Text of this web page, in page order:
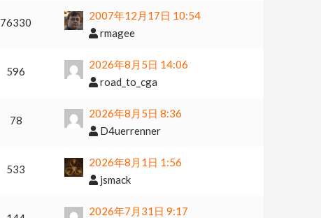
76330
2007年12月17日 10:54
rmagee
596
2026年8月5日 14:06
road_to_cga
78
2026年8月5日 8:36
D4uerrenner
533
2026年8月1日 1:56
jsmack
2026年7月31日 9:17